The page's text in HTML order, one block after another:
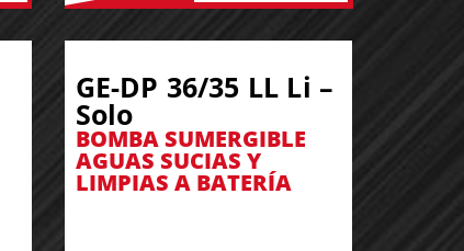
GE-DP 36/35 LL Li –
Solo
BOMBA SUMERGIBLE
AGUAS SUCIAS Y
LIMPIAS A BATERÍA